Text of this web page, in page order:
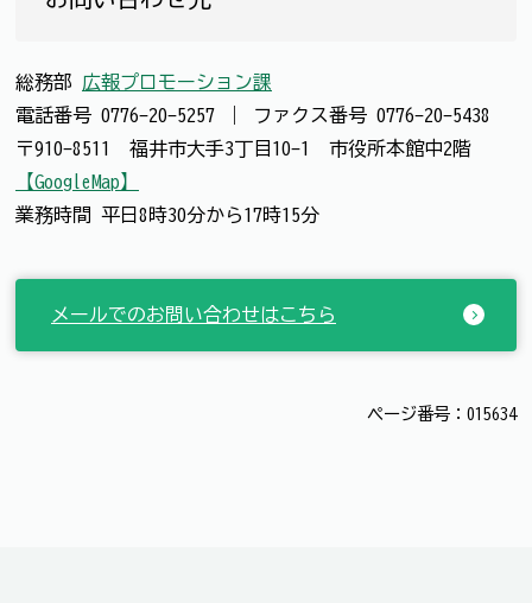
総務部 広報プロモーション課
電話番号 0776-20-5257 ファクス番号 0776-20-5438
〒910-8511 福井市大手3丁目10-1 市役所本館中2階
【GoogleMap】
業務時間 平日8時30分から17時15分
メールでのお問い合わせはこちら
ページ番号：015634